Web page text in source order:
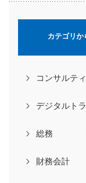
カテゴリか
コンサルテ
デジタルト
総務
財務会計